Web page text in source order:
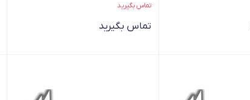
تماس بگیرید
تماس بگیرید